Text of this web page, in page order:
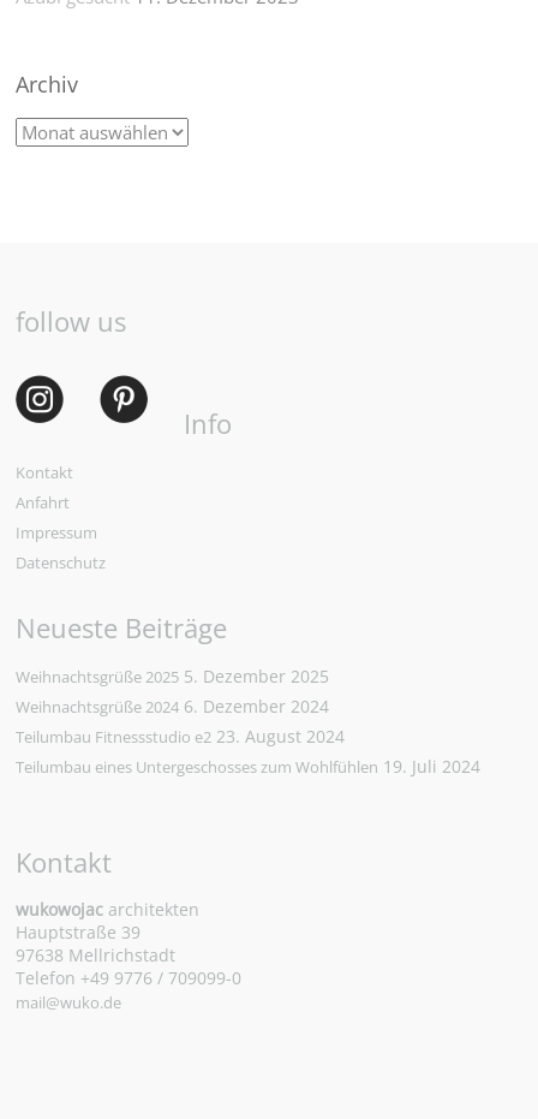
Archiv
follow us
Info
Kontakt
Anfahrt
Impressum
Datenschutz
Neueste Beiträge
Weihnachtsgrüße 2025 5. Dezember 2025
Weihnachtsgrüße 2024 6. Dezember 2024
Teilumbau Fitnessstudio e2 23. August 2024
Teilumbau eines Untergeschosses zum Wohlfühlen 19. Juli 2024
Kontakt
wukowojac architekten
Hauptstraße 39
97638 Mellrichstadt
Telefon +49 9776 / 709099-0
mail@wuko.de